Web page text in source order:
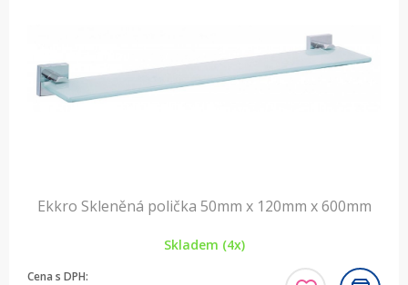
Ekkro Skleněná polička 50mm x 120mm x 600mm
Skladem (4x)
Cena s DPH: